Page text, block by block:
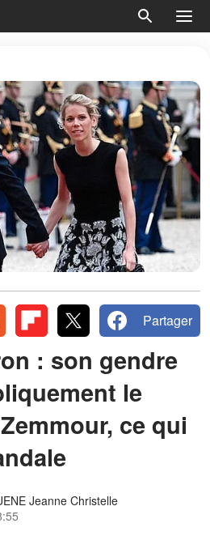
Partager
: son gendre
le
ce qui
Jeanne Christelle